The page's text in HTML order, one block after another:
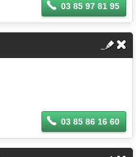
03 85 97 81 95
03 85 86 16 60